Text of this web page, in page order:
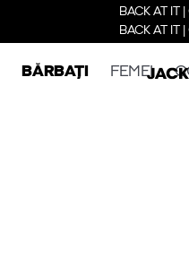
BACK AT IT
BACK AT IT
BĂRBAȚI FEMEI